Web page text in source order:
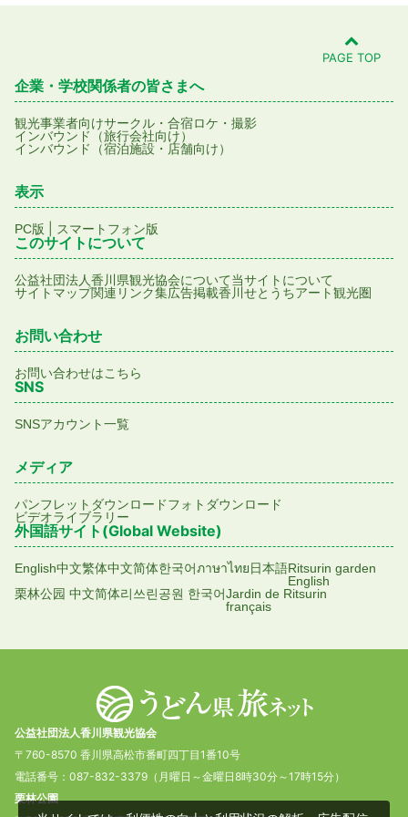
PAGE TOP
企業・学校関係者の皆さまへ
観光事業者向けサークル・合宿ロケ・撮影
インバウンド（旅行会社向け）
インバウンド（宿泊施設・店舗向け）
表示
PC版 スマートフォン版
このサイトについて
公益社団法人香川県観光協会について当サイトについて
サイトマップ関連リンク集広告掲載香川せとうちアート観光圏
お問い合わせ
お問い合わせはこちら
SNS
SNSアカウント一覧
メディア
パンフレットダウンロードフォトダウンロード
ビデオライブラリー
外国語サイト(Global Website)
English中文繁体中文简体한국어ภาษาไทย日本語Ritsurin garden
English
栗林公园 中文简体리쓰린공원 한국어Jardin de Ritsurin
français
公益社団法人香川県観光協会
〒760-8570 香川県高松市番町四丁目1番10号
電話番号：087-832-3379（月曜日～金曜日8時30分～17時15分）
栗林公園